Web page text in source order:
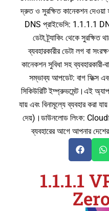
দ্রুত ও সুরক্ষিত কানেকশন দেওয়া
DNS প্রাইভেসি: 1.1.1.1 DNS
ডেটা ট্র্যাকিং থেকে
ব্যবহারকারীর ডেটা লগ বা
কানেকশন সুবিধা সহ
সম্ভাব্য আপডেট: বাগ ফিক্স
সিকিউরিটি ইম্প্রুভমেন্ট।এই
যায় এবং বিনামূল্যে ব্যবহার করা
দেয়)।ডাউনলোড লিংক:
ব্যবহারের আগে আপনার
1.1.1.1